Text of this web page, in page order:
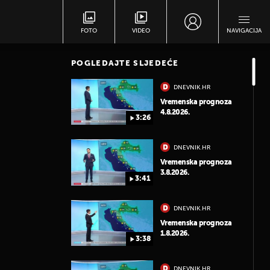
FOTO VIDEO NAVIGACIJA
POGLEDAJTE SLJEDEĆE
3:26
DNEVNIK.HR
Vremenska prognoza
4.8.2026.
3:41
DNEVNIK.HR
Vremenska prognoza
3.8.2026.
3:38
DNEVNIK.HR
Vremenska prognoza
1.8.2026.